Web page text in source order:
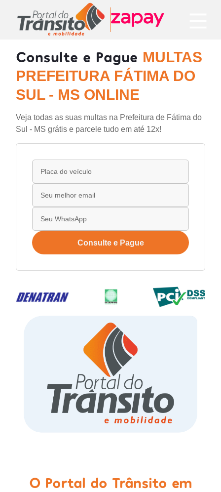
Consulte e Pague MULTAS
PREFEITURA FÁTIMA DO
SUL - MS ONLINE
Veja todas as suas multas na Prefeitura de Fátima do
Sul - MS grátis e parcele tudo em até 12x!
Consulte e Pague
O Portal do Trânsito em